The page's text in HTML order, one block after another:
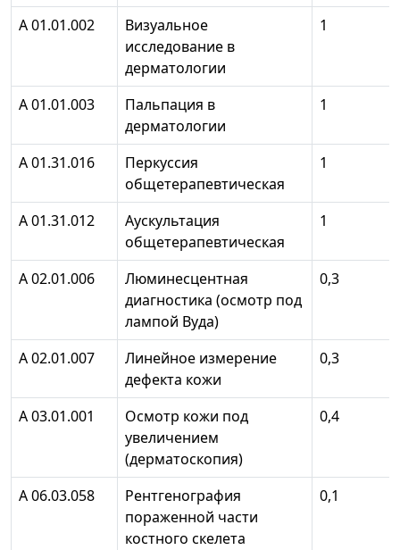
А 01.01.002
Визуальное
исследование в
дерматологии
1
А 01.01.003
Пальпация в
дерматологии
1
А 01.31.016
Перкуссия
общетерапевтическая
1
А 01.31.012
Аускультация
общетерапевтическая
1
А 02.01.006
Люминесцентная
диагностика (осмотр под
лампой Вуда)
0,3
А 02.01.007
Линейное измерение
дефекта кожи
0,3
А 03.01.001
Осмотр кожи под
увеличением
(дерматоскопия)
0,4
А 06.03.058
Рентгенография
пораженной части
костного скелета
0,1